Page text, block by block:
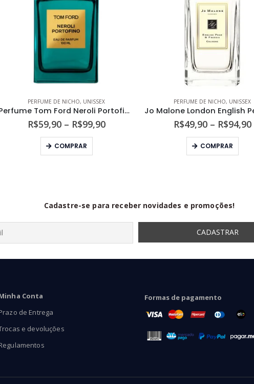
PERFUME DE NICHO, UNISSEX
Perfume Tom Ford Neroli Portofino Unissex Eau de Parfum
R$59,90 – R$99,90Faixa
COMPRAR
Este produto tem várias variantes. As opções podem ser escolhidas na página do produto
PERFUME DE NICHO, UNISSEX
R$49,90 – R$94,90
COMPRAR
Este produto tem várias variantes. As opções podem ser
Cadastre-se para receber novidades e promoções!
Conta
de Entrega
e devoluções
Formas de pagamento